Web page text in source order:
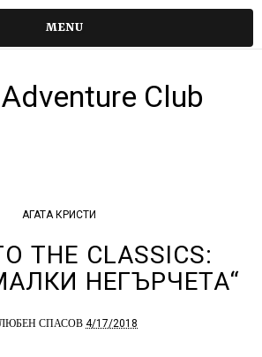
MENU
Club
АГАТА КРИСТИ
THE CLASSICS:
НЕГЪРЧЕТА“
СПАСОВ 4/17/2018